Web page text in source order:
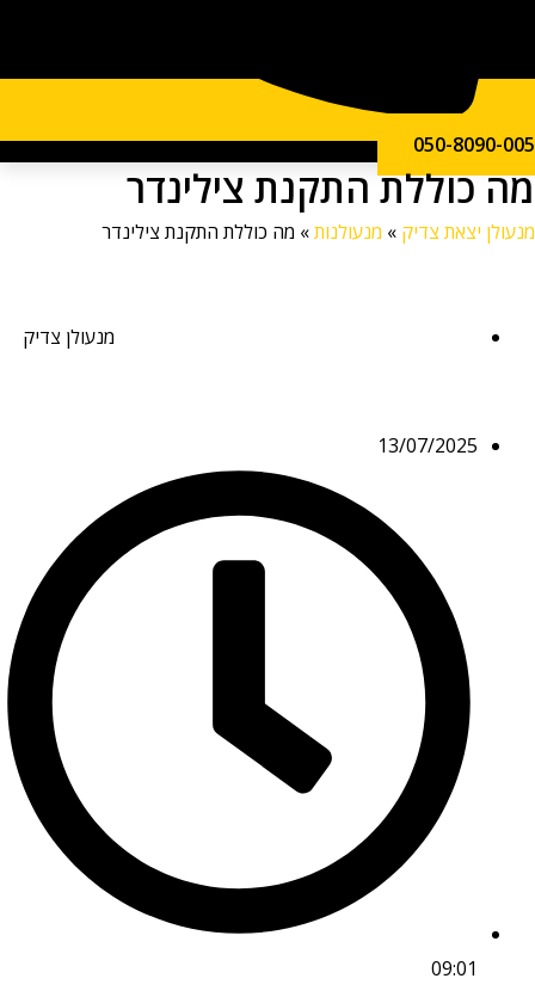
050-
התקנת צילינדר
יצאת צדיק »מנעולנות»מה כוללת התקנת צילינדר
מנעולן צדיק
13/07/2025
09:01